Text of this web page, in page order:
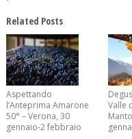
Related Posts
Aspettando
l’Anteprima Amarone
50° – Verona, 30
gennaio-2 febbraio
Valle